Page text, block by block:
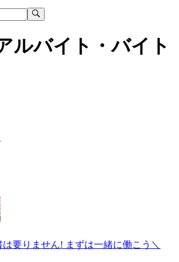
ルバイト・バイト
要りません! まずは一緒に働こう＼